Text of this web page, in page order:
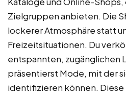
Zielgruppen anbieten. Die
lockerer Atmosphäre statt
Freizeitsituationen. Du
entspannten, zugänglichen
präsentierst Mode, mit der
identifizieren können.